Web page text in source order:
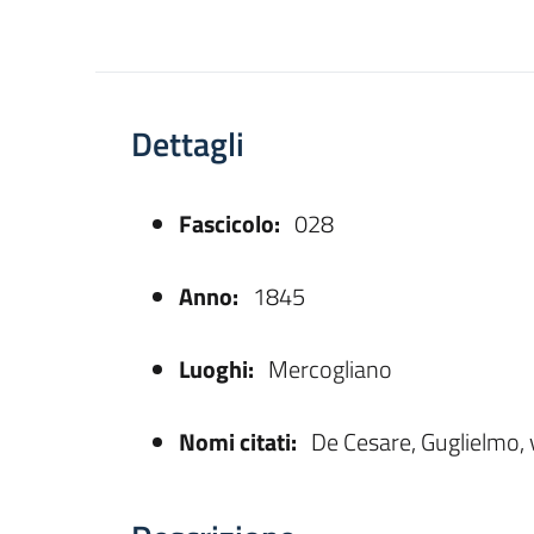
Dettagli
Fascicolo: 028
Anno: 1845
Luoghi: Mercogliano
Nomi citati: De Cesare,